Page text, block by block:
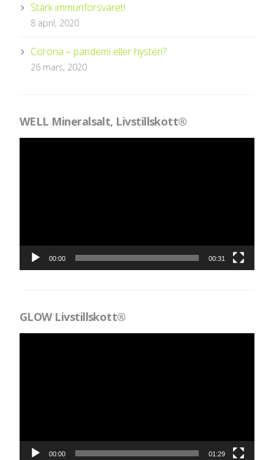
Stärk immunförsvaret!
8 april, 2020
Corona – pandemi eller hysteri?
26 mars, 2020
WELL Mineralsalt, Livstillskott®
00:00 00:31
GLOW Livstillskott®
00:00 01:29